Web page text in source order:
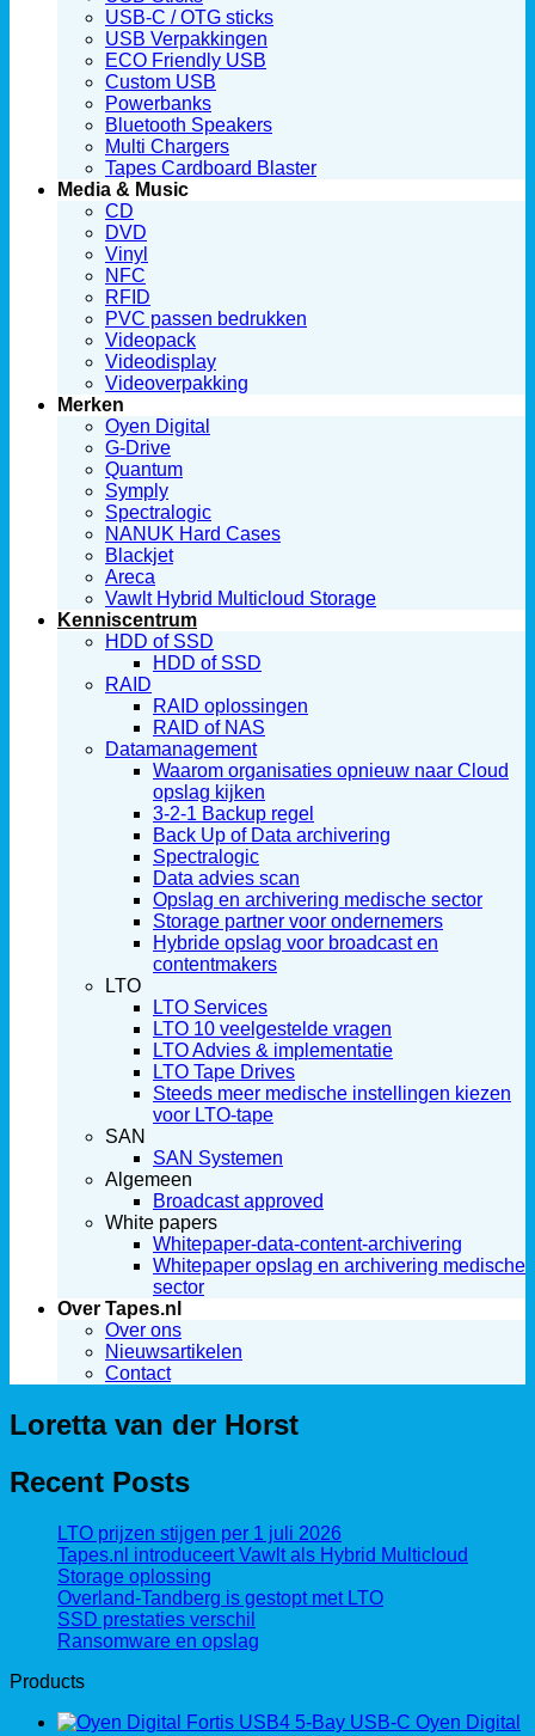
USB-C / OTG sticks
USB Verpakkingen
ECO Friendly USB
Custom USB
Powerbanks
Bluetooth Speakers
Multi Chargers
Tapes Cardboard Blaster
Media & Music
CD
DVD
Vinyl
NFC
RFID
PVC passen bedrukken
Videopack
Videodisplay
Videoverpakking
Merken
Oyen Digital
G-Drive
Quantum
Symply
Spectralogic
NANUK Hard Cases
Blackjet
Areca
Vawlt Hybrid Multicloud Storage
Kenniscentrum
HDD of SSD
HDD of SSD
RAID
RAID oplossingen
RAID of NAS
Datamanagement
Waarom organisaties opnieuw naar Cloud
opslag kijken
3-2-1 Backup regel
Back Up of Data archivering
Spectralogic
Data advies scan
Opslag en archivering medische sector
Storage partner voor ondernemers
Hybride opslag voor broadcast en
contentmakers
LTO
LTO Services
LTO 10 veelgestelde vragen
LTO Advies & implementatie
LTO Tape Drives
Steeds meer medische instellingen kiezen
voor LTO-tape
SAN
SAN Systemen
Algemeen
Broadcast approved
White papers
Whitepaper-data-content-archivering
Whitepaper opslag en archivering medische
sector
Over Tapes.nl
Over ons
Nieuwsartikelen
Contact
Loretta van der Horst
Recent Posts
LTO prijzen stijgen per 1 juli 2026
Tapes.nl introduceert Vawlt als Hybrid Multicloud
Storage oplossing
Overland-Tandberg is gestopt met LTO
SSD prestaties verschil
Ransomware en opslag
Products
Oyen Digital